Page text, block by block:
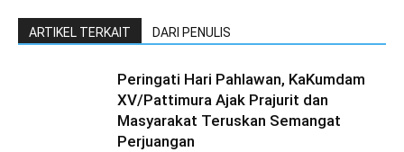
ARTIKEL TERKAIT DARI PENULIS
Peringati Hari Pahlawan, KaKumdam
XV/Pattimura Ajak Prajurit dan
Masyarakat Teruskan Semangat
Perjuangan